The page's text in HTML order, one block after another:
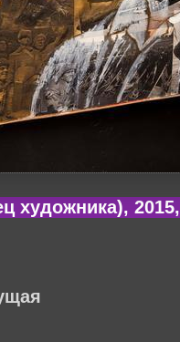
художника),